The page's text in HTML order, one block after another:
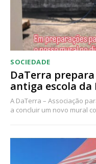
SOCIEDADE
DaTerra
antiga escola da
A DaTerra – Associação
a concluir um novo mural